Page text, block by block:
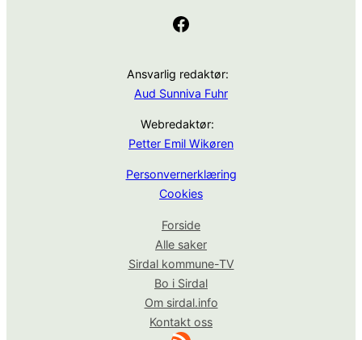
Facebook
Ansvarlig redaktør:
Aud Sunniva Fuhr
Webredaktør:
Petter Emil Wikøren
Personvernerklæring
Cookies
Forside
Alle saker
Sirdal kommune-TV
Bo i Sirdal
Om sirdal.info
Kontakt oss